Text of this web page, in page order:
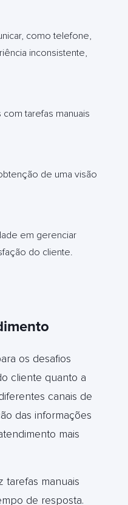
como telefone,
inconsistente,
tarefas manuais
de uma visão
em gerenciar
do cliente.
os desafios
cliente quanto a
canais de
das informações
mais
tarefas manuais
de resposta.